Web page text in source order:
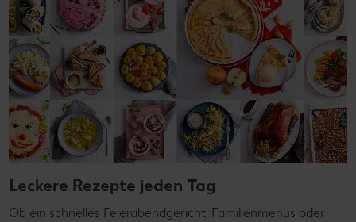
Leckere Rezepte jeden Tag
Ob ein schnelles Feierabendgericht, Familienmenüs oder